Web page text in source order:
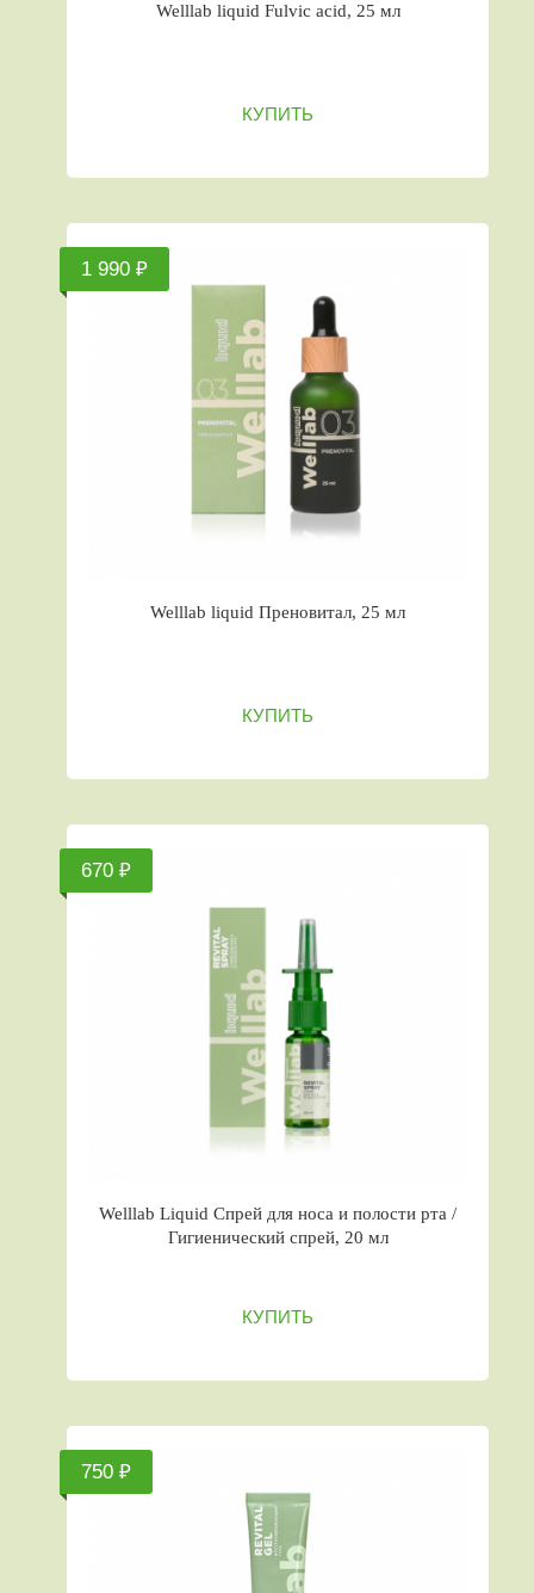
Welllab liquid Fulvic acid, 25 мл
КУПИТЬ
1 990 ₽
Welllab liquid Преновитал, 25 мл
КУПИТЬ
670 ₽
Welllab Liquid Спрей для носа и полости рта /
Гигиенический спрей, 20 мл
КУПИТЬ
750 ₽